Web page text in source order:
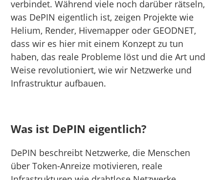
verbindet. Während viele noch darüber rätseln,
was DePIN eigentlich ist, zeigen Projekte wie
Helium, Render, Hivemapper oder GEODNET,
dass wir es hier mit einem Konzept zu tun
haben, das reale Probleme löst und die Art und
Weise revolutioniert, wie wir Netzwerke und
Infrastruktur aufbauen.
Was ist DePIN eigentlich?
DePIN beschreibt Netzwerke, die Menschen
über Token-Anreize motivieren, reale